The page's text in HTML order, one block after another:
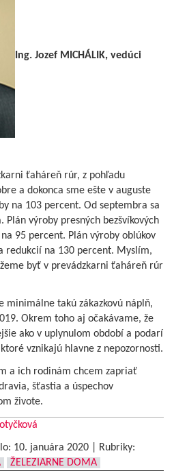
Ing. Jozef MICHÁLIK, vedúci
ťaháreň rúr, z pohľadu
a dokonca sme ešte v auguste
na 103 percent. Od septembra sa
Plán výroby presných bezšvíkových
95 percent. Plán výroby oblúkov
redukcií na 130 percent. Myslím,
byť v prevádzkarni ťaháreň rúr
minimálne takú zákazkovú náplň,
Okrem toho aj očakávame, že
ako v uplynulom období a podarí
vznikajú hlavne z nepozornosti.
a ich rodinám chcem zapriať
šťastia a úspechov
živote.
10. januára 2020
Rubriky:
ŽELEZIARNE DOMA